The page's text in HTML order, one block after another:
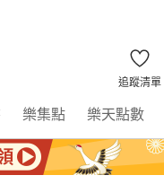
追蹤清單
樂集點 樂天點數